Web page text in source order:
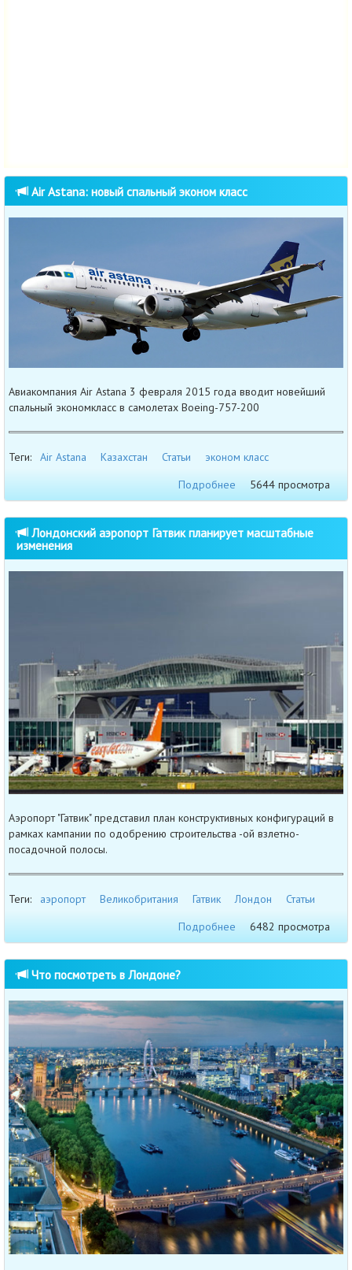
Air Astana: новый спальный эконом класс
Авиакомпания Air Astana 3 февраля 2015 года вводит новейший
спальный экономкласс в самолетах Boeing-757-200
Теги: Air Astana Казахстан Статьи
эконом класс
Подробнее
5644 просмотра
Лондонский аэропорт Гатвик планирует масштабные
изменения
Аэропорт "Гатвик" представил план конструктивных конфигураций в
рамках кампании по одобрению строительства -ой взлетно-
посадочной полосы.
Теги: аэропорт Великобритания Гатвик Лондон
Статьи
Подробнее
6482 просмотра
Что посмотреть в Лондоне?